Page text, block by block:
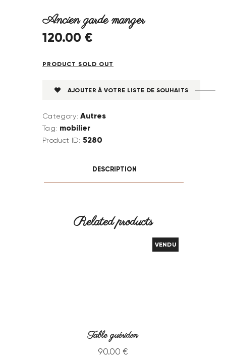
Ancien garde manger
120.00 €
PRODUCT SOLD OUT
AJOUTER À VOTRE LISTE DE SOUHAITS
Category:Autres
Tag: mobilier
Product ID: 5280
DESCRIPTION
Related products
VENDU
Table guéridon
90.00 €